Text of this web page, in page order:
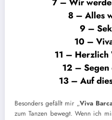
8 – Alles
9 –
10 –
11 –
12 –
13 – Auf
Besonders gefällt mir „Viva
zum Tanzen bewegt. Wenn ich